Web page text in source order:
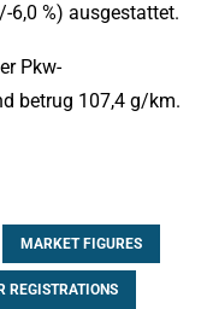
6,0 %) ausgestattet.
Pkw-
betrug 107,4 g/km.
MARKET FIGURES
REGISTRATIONS